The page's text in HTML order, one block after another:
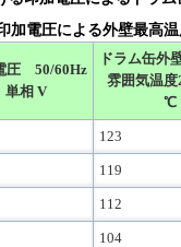
電圧による外壁最高温
圧 50/60Hz
単相 V
ドラム缶外
雰囲気温
℃
123
119
112
104